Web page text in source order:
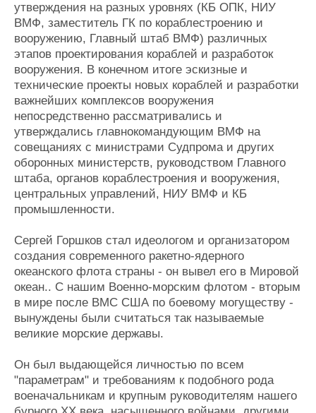
утверждения на разных уровнях (КБ ОПК, НИУ
ВМФ, заместитель ГК по кораблестроению и
вооружению, Главный штаб ВМФ) различных
этапов проектирования кораблей и разработок
вооружения. В конечном итоге эскизные и
технические проекты новых кораблей и разработки
важнейших комплексов вооружения
непосредственно рассматривались и
утверждались главнокомандующим ВМФ на
совещаниях с министрами Судпрома и других
оборонных министерств, руководством Главного
штаба, органов кораблестроения и вооружения,
центральных управлений, НИУ ВМФ и КБ
промышленности.
Сергей Горшков стал идеологом и организатором
создания современного ракетно-ядерного
океанского флота страны - он вывел его в Мировой
океан.. С нашим Военно-морским флотом - вторым
в мире после ВМС США по боевому могуществу -
вынуждены были считаться так называемые
великие морские державы.
Он был выдающейся личностью по всем
"параметрам" и требованиям к подобного рода
военачальникам и крупным руководителям нашего